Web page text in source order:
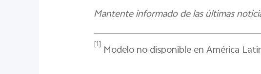
Mantente informado de las últimas
[1] Modelo no disponible en América